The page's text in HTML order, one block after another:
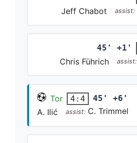
Jeff Chabot
assist:
45' +1'
Chris Führich
assist:
Tor 4:4 45' +6'
A. Ilić assist: C. Trimmel